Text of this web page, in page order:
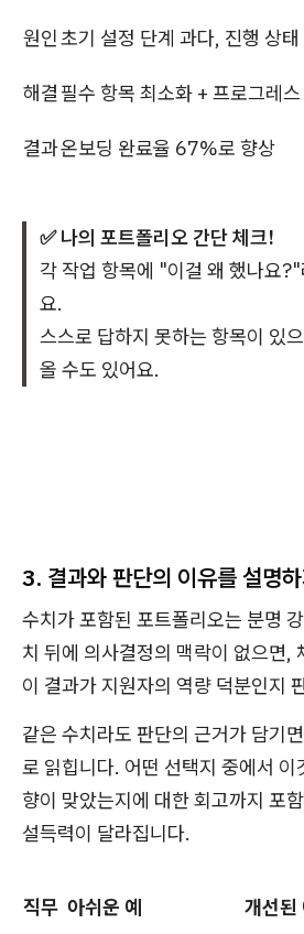
원인초기 설정 단계 과다, 진행 상태
해결 필수 항목 최소화 + 프로그레
결과온보딩 완료율 67%로 향상
✅ 나의 포트폴리오 간단 체크!
각 작업 항목에 "이걸 왜 했나요
요.
스스로 답하지 못하는 항목이 있
올 수도 있어요.
3. 결과와 판단의 이유를 설명
수치가 포함된 포트폴리오는 분명
치 뒤에 의사결정의 맥락이 없으면,
이 결과가 지원자의 역량 덕분인지
같은 수치라도 판단의 근거가 담기
로 읽힙니다. 어떤 선택지 중에서
향이 맞았는지에 대한 회고까지 포
설득력이 달라집니다.
직무 아쉬운 예 개선된